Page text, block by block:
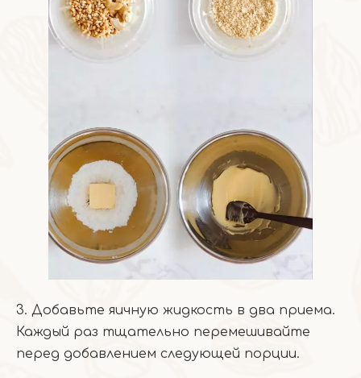
3. Добавьте яичную жидкость в два приема.
Каждый раз тщательно перемешивайте
перед добавлением следующей порции.